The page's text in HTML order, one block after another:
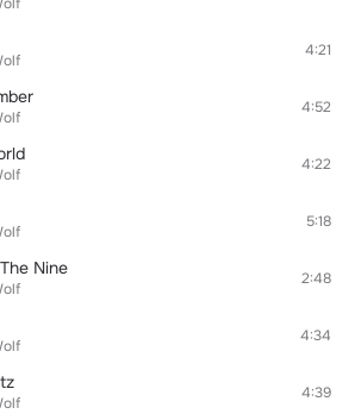
4:21
4:52
4:22
5:18
Nine 2:48
4:34
4:39